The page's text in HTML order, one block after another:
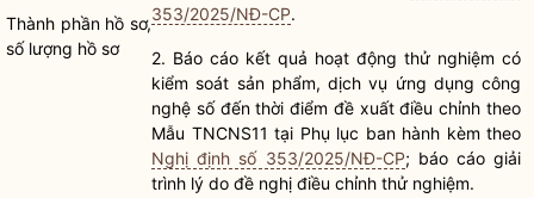
Thành phần hồ sơ,
số lượng hồ sơ
353/2025/NĐ-CP.
2. Báo cáo kết quả hoạt động thử nghiệm có
kiểm soát sản phẩm, dịch vụ ứng dụng công
nghệ số đến thời điểm đề xuất điều chỉnh theo
Mẫu TNCNS11 tại Phụ lục ban hành kèm theo
Nghị định số 353/2025/NĐ-CP; báo cáo giải
trình lý do đề nghị điều chỉnh thử nghiệm.